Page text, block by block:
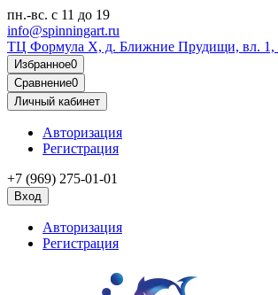
пн.-вс. с 11 до 19
info@spinningart.ru
ТЦ Формула X, д. Ближние Прудищи, вл. 1,
Избранное0
Сравнение0
Личный кабинет
Авторизация
Регистрация
+7 (969) 275-01-01
Вход
Авторизация
Регистрация